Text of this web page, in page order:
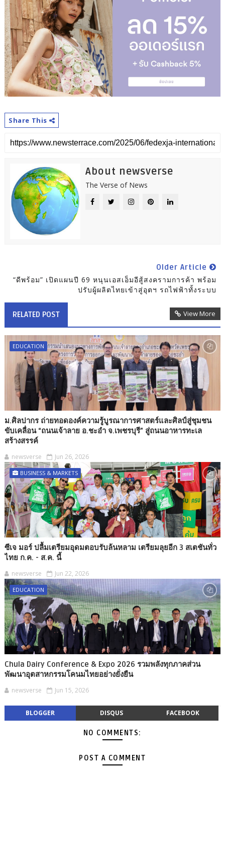
Share This
About newsverse
The Verse of News
Older Article
“ดีพร้อม” เปิดแผนปี 69 หนุนเอสเอ็มอีสู้สงครามการค้า พร้อม
ปรับผู้ผลิตไทยเข้าสู่อุตฯ รถไฟฟ้าทั้งระบบ
RELATED POST View More
EDUCATION
ม.ศิลปากร ถ่ายทอดองค์ความรู้บูรณาการศาสตร์และศิลป์สู่ชุมชน
ขับเคลื่อน “ถนนเจ้าลาย อ.ชะอำ จ.เพชรบุรี” สู่ถนนอาหารทะเล
สร้างสรรค์
newsverse Jun 26, 2026
BUSINESS & MARKETS
ซีเจ มอร์ ปลื้มเตรียมอุดมตอบรับล้นหลาม เตรียมลุยอีก 3 สเตชันทั่ว
ไทย ก.ค. - ส.ค. นี้
newsverse Jun 22, 2026
EDUCATION
Chula Dairy Conference & Expo 2026 รวมพลังทุกภาคส่วน
พัฒนาอุตสาหกรรมโคนมไทยอย่างยั่งยืน
newsverse Jun 15, 2026
BLOGGER DISQUS FACEBOOK
NO COMMENTS:
POST A COMMENT